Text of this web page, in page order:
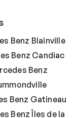
Benz Blainville
Benz Candiac
Benz
Benz Gatineau
Benz Îles de la